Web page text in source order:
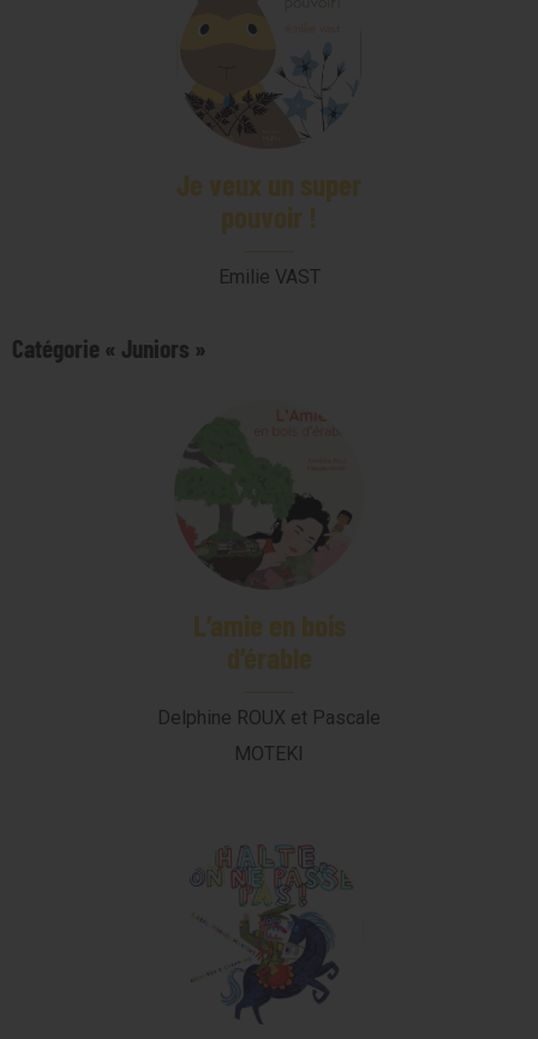
Je veux un super
pouvoir !
Emilie VAST
Catégorie « Juniors »
L’amie en bois
d’érable
Delphine ROUX et Pascale
MOTEKI